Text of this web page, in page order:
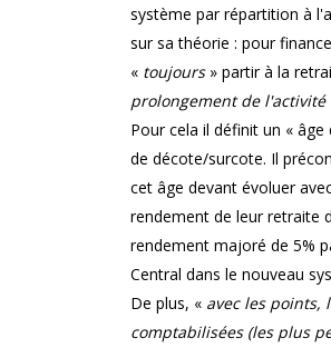
système par répartition à
sur sa théorie : pour
« toujours » partir à la
prolongement de l'activité
Pour cela il définit un «
de décote/surcote. Il
cet âge devant évoluer
rendement de leur retraite
rendement majoré de 5%
Central dans le nouveau
De plus, « avec les points,
comptabilisées (les plus